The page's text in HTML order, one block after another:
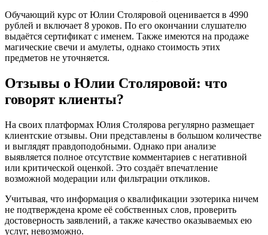
Обучающий курс от Юлии Столяровой оценивается в 4990
рублей и включает 8 уроков. По его окончании слушателю
выдаётся сертификат с именем. Также имеются на продаже
магические свечи и амулеты, однако стоимость этих
предметов не уточняется.
Отзывы о Юлии Столяровой: что
говорят клиенты?
На своих платформах Юлия Столярова регулярно размещает
клиентские отзывы. Они представлены в большом количестве
и выглядят правдоподобными. Однако при анализе
выявляется полное отсутствие комментариев с негативной
или критической оценкой. Это создаёт впечатление
возможной модерации или фильтрации откликов.
Учитывая, что информация о квалификации эзотерика ничем
не подтверждена кроме её собственных слов, проверить
достоверность заявлений, а также качество оказываемых ею
услуг, невозможно.